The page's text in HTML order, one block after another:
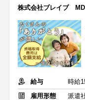
株式会社ブレイブ
給与
時給
雇用形態
派遣